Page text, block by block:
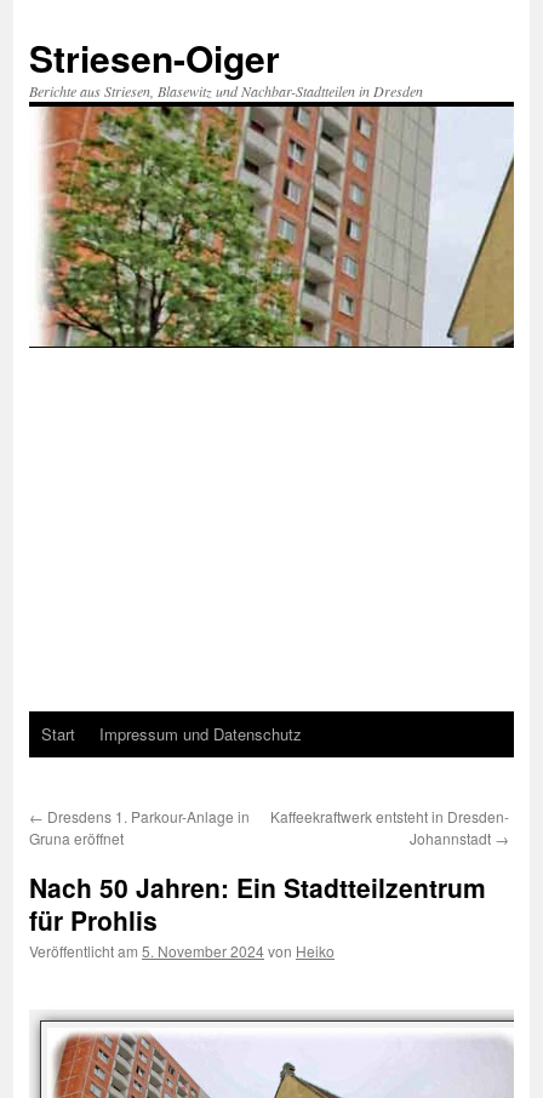
springen
Striesen-Oiger
Berichte aus Striesen, Blasewitz und Nachbar-Stadtteilen in Dresden
Start Impressum und Datenschutz
← Dresdens 1. Parkour-Anlage in
Gruna eröffnet
Kaffeekraftwerk entsteht in Dresden-
Johannstadt →
Nach 50 Jahren: Ein Stadtteilzentrum
für Prohlis
Veröffentlicht am 5. November 2024von Heiko